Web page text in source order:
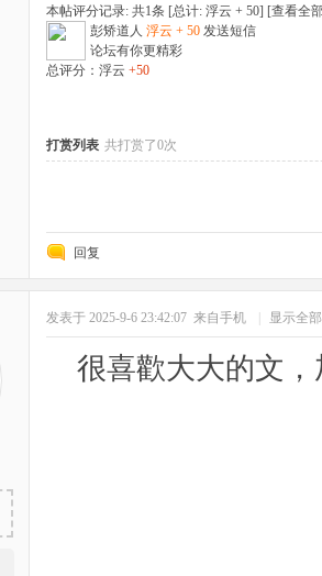
本帖评分记录: 共1条 [总计: 浮云 + 50] [查看全
彭矫道人 浮云 + 50 发送短信
论坛有你更精彩
总评分：浮云 +50
打赏列表 共打赏了0次
回复
发表于 2025-9-6 23:42:07 来自手机 显示全
很喜歡大大的文，